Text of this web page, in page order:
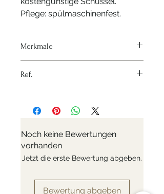
Pflege: spülmaschinenfest.
Merkmale
Material - Polyethylen
Durchmesser - Ø 17,5cm, 23cm,
Ref.
Noch keine Bewertungen
vorhanden
Jetzt die erste Bewertung abgeben.
Bewertung abgeben